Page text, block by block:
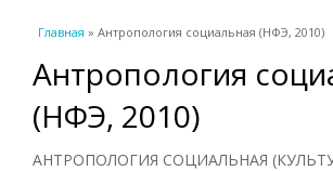
Вы здесь
Главная » Антропология социальная (НФЭ, 2010)
Антропология
(НФЭ, 2010)
АНТРОПОЛОГИЯ СОЦИАЛЬНАЯ